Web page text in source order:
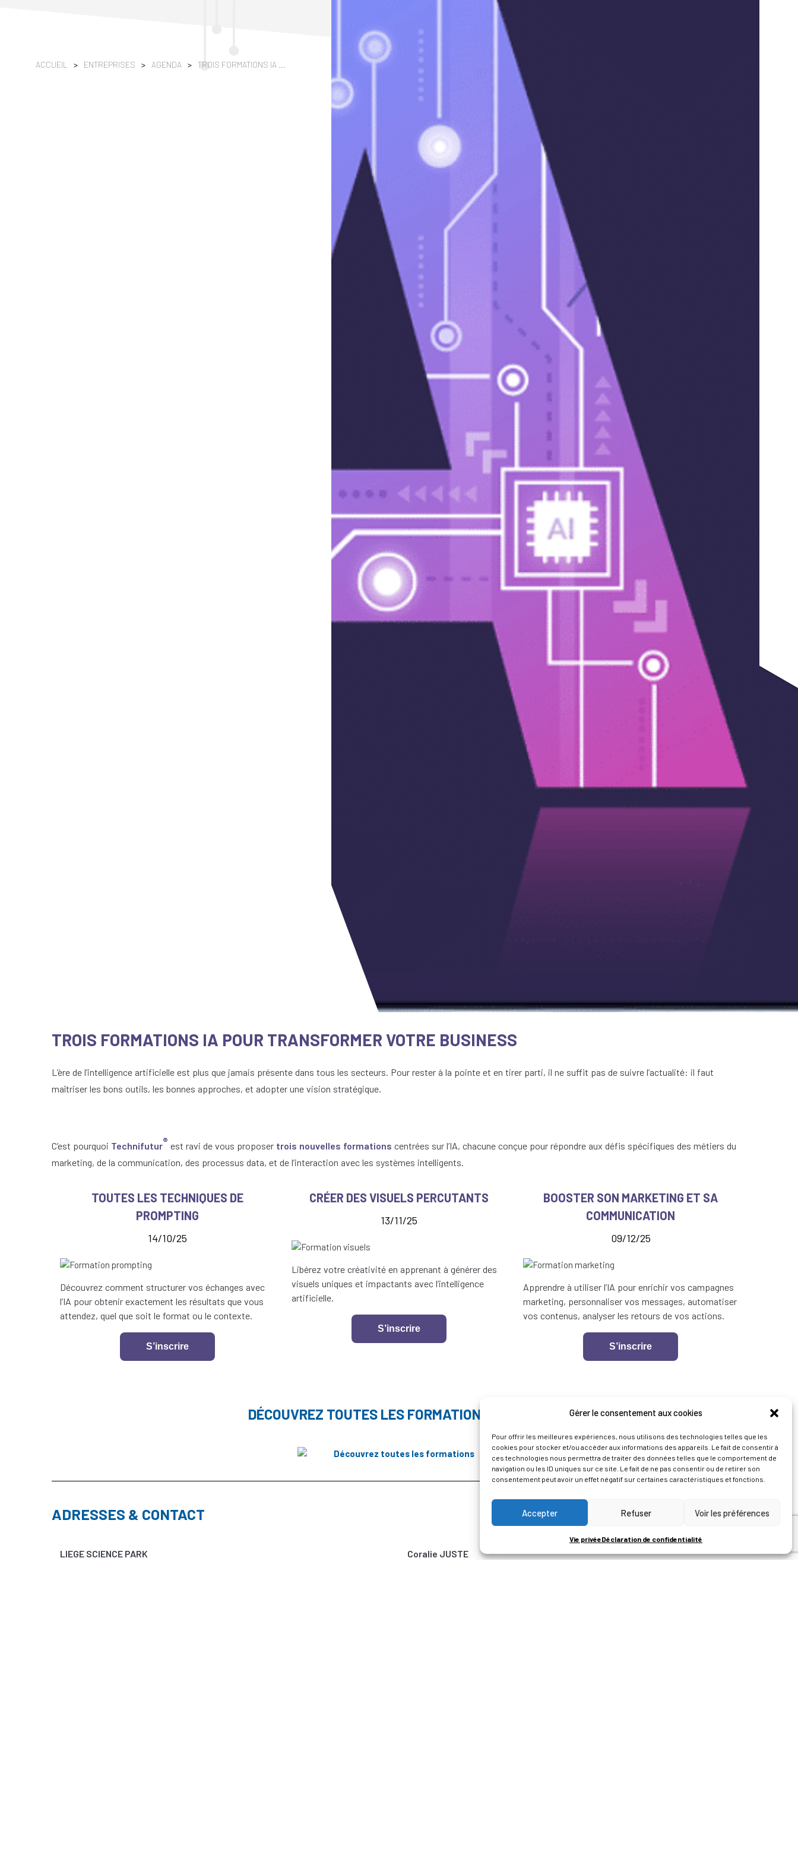
Gérer le consentement aux cookies
Pour offrir les meilleures expériences, nous utilisons des technologies telles que les
cookies pour stocker et/ou accéder aux informations des appareils. Le fait de consentir à
ces technologies nous permettra de traiter des données telles que le comportement de
navigation ou les ID uniques sur ce site. Le fait de ne pas consentir ou de retirer son
consentement peut avoir un effet négatif sur certaines caractéristiques et fonctions.
Accepter Refuser Voir les préférences
Vie privéeDéclaration de confidentialité
ACCUEIL > ENTREPRISES > AGENDA > TROIS FORMATIONS IA ...
TROIS FORMATIONS IA POUR TRANSFORMER VOTRE BUSINESS
L’ère de l’intelligence artificielle est plus que jamais présente dans tous les secteurs. Pour rester à la pointe et en tirer parti, il ne suffit pas de suivre l’actualité: il faut
maîtriser les bons outils, les bonnes approches, et adopter une vision stratégique.
C’est pourquoi Technifutur® est ravi de vous proposer trois nouvelles formations centrées sur l’IA, chacune conçue pour répondre aux défis spécifiques des métiers du
marketing, de la communication, des processus data, et de l’interaction avec les systèmes intelligents.
TOUTES LES TECHNIQUES DE
PROMPTING
14/10/25
Découvrez comment structurer vos échanges avec
l’IA pour obtenir exactement les résultats que vous
attendez, quel que soit le format ou le contexte.
S’inscrire
CRÉER DES VISUELS PERCUTANTS
13/11/25
Libérez votre créativité en apprenant à générer des
visuels uniques et impactants avec l’intelligence
artificielle.
S’inscrire
BOOSTER SON MARKETING ET SA
COMMUNICATION
09/12/25
Apprendre à utiliser l’IA pour enrichir vos campagnes
marketing, personnaliser vos messages, automatiser
vos contenus, analyser les retours de vos actions.
S’inscrire
DÉCOUVREZ TOUTES LES FORMATIONS À LA UNE
ADRESSES & CONTACT
LIEGE SCIENCE PARK Coralie JUSTE